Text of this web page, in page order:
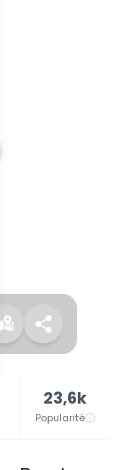
23,6k
Popularité